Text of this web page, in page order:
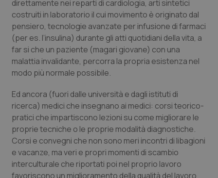
Oncologia & Nutrizione
Psoriasi & pelle
Quotidiano Cardiologia
Quotidiano Chirurgia
Quotidiano Oncologia
Quotidiano Pediatria
Rene & patologie urogenitali
direttamente nei reparti di cardiologia, arti sintetici
costruiti in laboratorio il cui movimento è originato dal
pensiero, tecnologie avanzate per infusione di farmaci
(per es. l’insulina) durante gli atti quotidiani della vita, a
far si che un paziente (magari giovane) con una
malattia invalidante, percorra la propria esistenza nel
modo più normale possibile.
Ed ancora (fuori dalle università e dagli istituti di
ricerca) medici che insegnano ai medici: corsi teorico-
pratici che impartiscono lezioni su come migliorare le
proprie tecniche o le proprie modalità diagnostiche.
Corsi e convegni che non sono meri incontri di libagioni
e vacanze, ma veri e propri momenti di scambio
interculturale che riportati poi nel proprio lavoro
favoriscono un miglioramento della qualità del lavoro